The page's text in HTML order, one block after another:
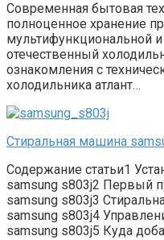
Современная бытовая
полноценное хранение
мультифункциональной
отечественный
ознакомления с
холодильника атлант…
Стиральная машина
Содержание статьи1
samsung s803j2 Первый
samsung s803j3
samsung s803j4
samsung s803j5 Куда